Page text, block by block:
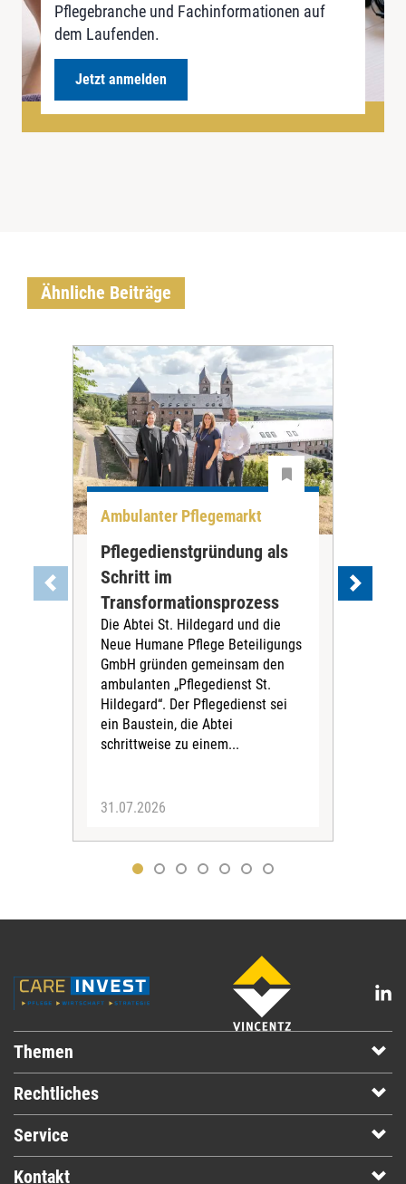
Pflegebranche und Fachinformationen auf
dem Laufenden.
Jetzt anmelden
Ähnliche Beiträge
Ambulanter Pflegemarkt
Pflegedienstgründung als
Schritt im
Transformationsprozess
Die Abtei St. Hildegard und die
Neue Humane Pflege Beteiligungs
GmbH gründen gemeinsam den
ambulanten „Pflegedienst St.
Hildegard“. Der Pflegedienst sei
ein Baustein, die Abtei
schrittweise zu einem...
31.07.2026
Themen
Rechtliches
Service
Kontakt